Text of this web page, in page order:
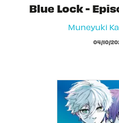
Blue Lock -
Muneyuki
04/10/